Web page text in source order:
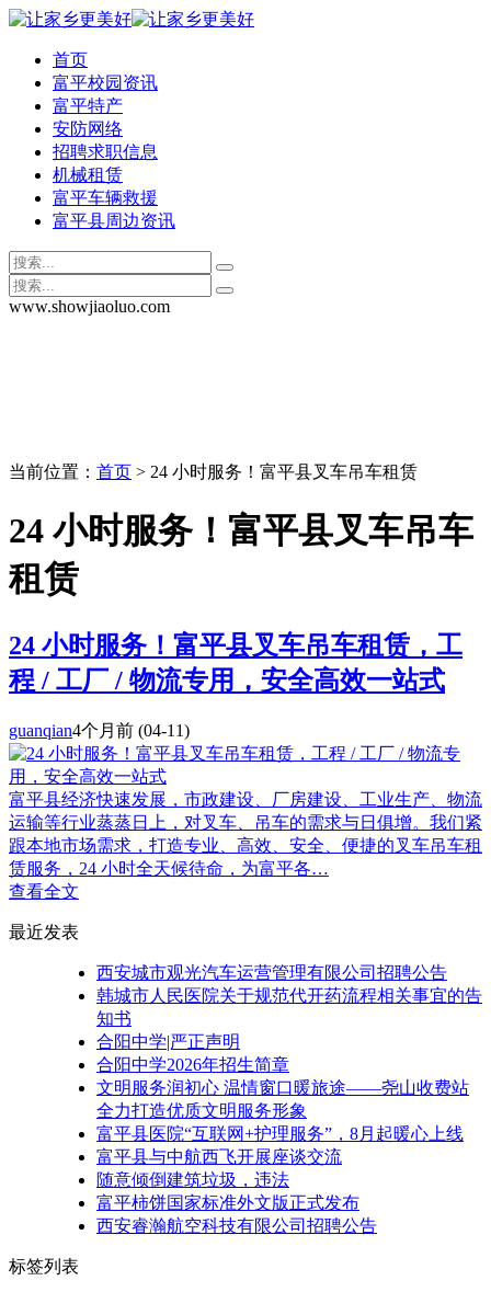
首页
富平校园资讯
富平特产
安防网络
招聘求职信息
机械租赁
富平车辆救援
富平县周边资讯
www.showjiaoluo.com
当前位置： 首页 > 24 小时服务！富平县叉车吊车租赁
24 小时服务！富平县叉车吊车
租赁
24 小时服务！富平县叉车吊车租赁，工
程 / 工厂 / 物流专用，安全高效一站式
guanqian4个月前 (04-11)
富平县经济快速发展，市政建设、厂房建设、工业生产、物流
运输等行业蒸蒸日上，对叉车、吊车的需求与日俱增。我们紧
跟本地市场需求，打造专业、高效、安全、便捷的叉车吊车租
赁服务，24 小时全天候待命，为富平各…
查看全文
最近发表
西安城市观光汽车运营管理有限公司招聘公告
韩城市人民医院关于规范代开药流程相关事宜的告
知书
合阳中学|严正声明
合阳中学2026年招生简章
文明服务润初心 温情窗口暖旅途——尧山收费站
全力打造优质文明服务形象
富平县医院“互联网+护理服务”，8月起暖心上线
富平县与中航西飞开展座谈交流
随意倾倒建筑垃圾，违法
富平柿饼国家标准外文版正式发布
西安睿瀚航空科技有限公司招聘公告
标签列表